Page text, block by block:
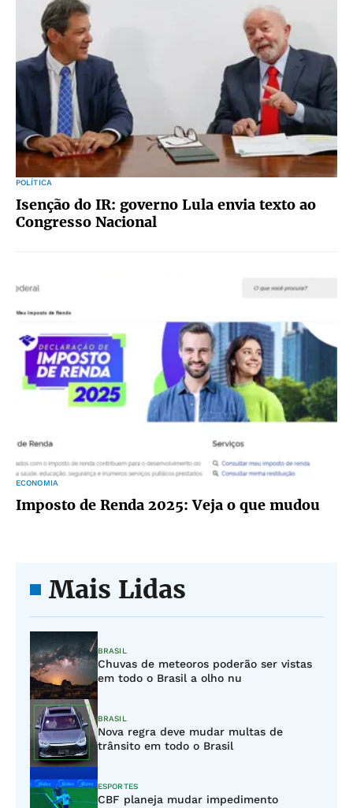
POLÍTICA
Isenção do IR: governo Lula envia texto ao
Congresso Nacional
ECONOMIA
Imposto de Renda 2025: Veja o que mudou
Mais Lidas
BRASIL
Chuvas de meteoros poderão ser vistas
em todo o Brasil a olho nu
BRASIL
Nova regra deve mudar multas de
trânsito em todo o Brasil
ESPORTES
CBF planeja mudar impedimento